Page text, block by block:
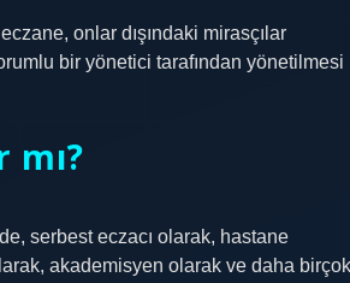
onlar dışındaki mirasçılar
bir yönetici tarafından yönetilmesi
mı?
serbest eczacı olarak, hastane
akademisyen olarak ve daha birçok